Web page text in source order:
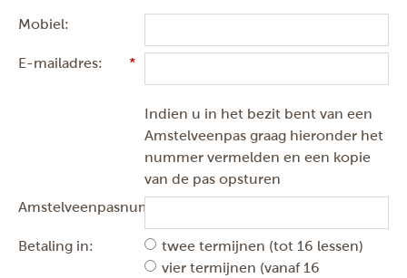
Mobiel:
E-mailadres:
Indien u in het bezit bent van een
Amstelveenpas graag hieronder het
nummer vermelden en een kopie
van de pas opsturen
Amstelveenpasnummer:
Betaling in:
twee termijnen (tot 16 lessen)
vier termijnen (vanaf 16